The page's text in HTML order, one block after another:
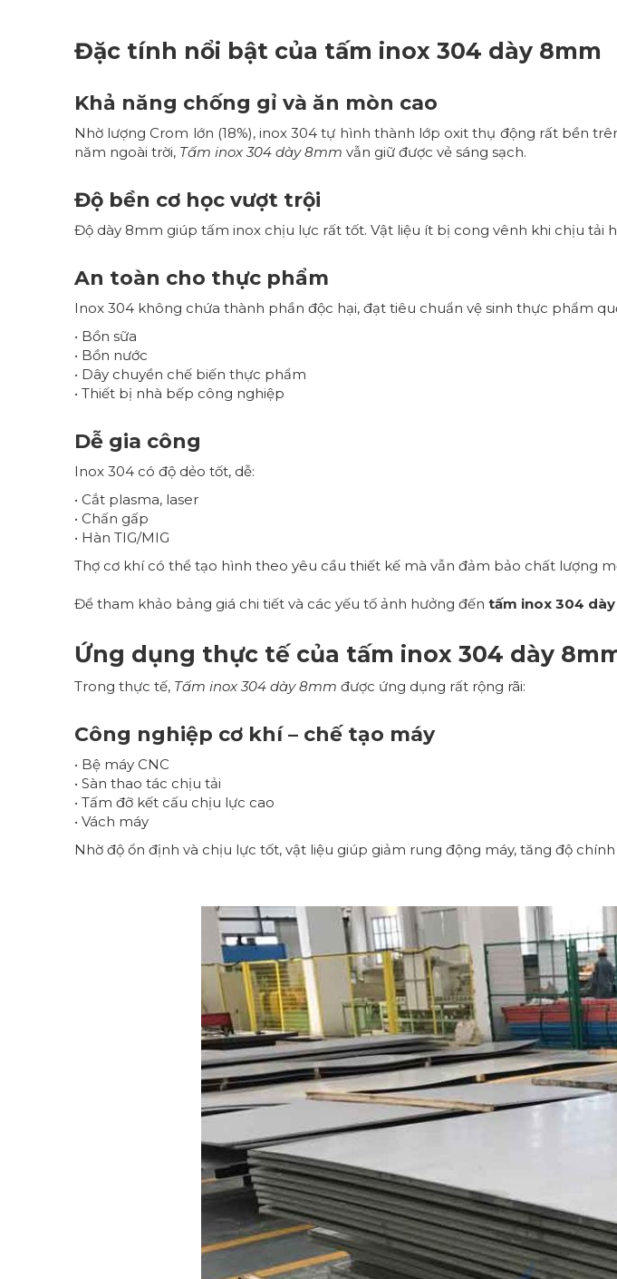
Đặc tính nổi bật của tấm inox 304 dày 8mm
Khả năng chống gỉ và ăn mòn cao
Nhờ lượng Crom lớn (18%), inox 304 tự hình thành lớp oxit thụ động rất bền
năm ngoài trời, Tấm inox 304 dày 8mm vẫn giữ được vẻ sáng sạch.
Độ bền cơ học vượt trội
Độ dày 8mm giúp tấm inox chịu lực rất tốt. Vật liệu ít bị cong vênh khi chịu tải
An toàn cho thực phẩm
Inox 304 không chứa thành phần độc hại, đạt tiêu chuẩn vệ sinh thực phẩm
• Bồn sữa
• Bồn nước
• Dây chuyền chế biến thực phẩm
• Thiết bị nhà bếp công nghiệp
Dễ gia công
Inox 304 có độ dẻo tốt, dễ:
• Cắt plasma, laser
• Chấn gấp
• Hàn TIG/MIG
Thợ cơ khí có thể tạo hình theo yêu cầu thiết kế mà vẫn đảm bảo chất lượng
Để tham khảo bảng giá chi tiết và các yếu tố ảnh hưởng đến tấm inox 304 dày
Ứng dụng thực tế của tấm inox 304 dày
Trong thực tế, Tấm inox 304 dày 8mm được ứng dụng rất rộng rãi:
Công nghiệp cơ khí – chế tạo máy
• Bệ máy CNC
• Sàn thao tác chịu tải
• Tấm đỡ kết cấu chịu lực cao
• Vách máy
Nhờ độ ổn định và chịu lực tốt, vật liệu giúp giảm rung động máy, tăng độ